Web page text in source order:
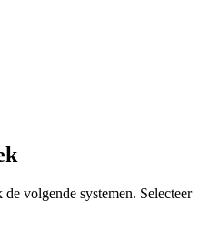
volgende systemen. Selecteer